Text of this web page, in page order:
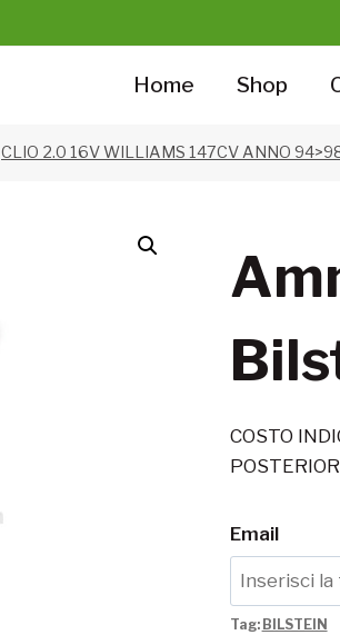
Home Shop
CLIO 2.0 16V WILLIAMS 147CV ANNO
COSTO
Email
Tag: BILSTEIN